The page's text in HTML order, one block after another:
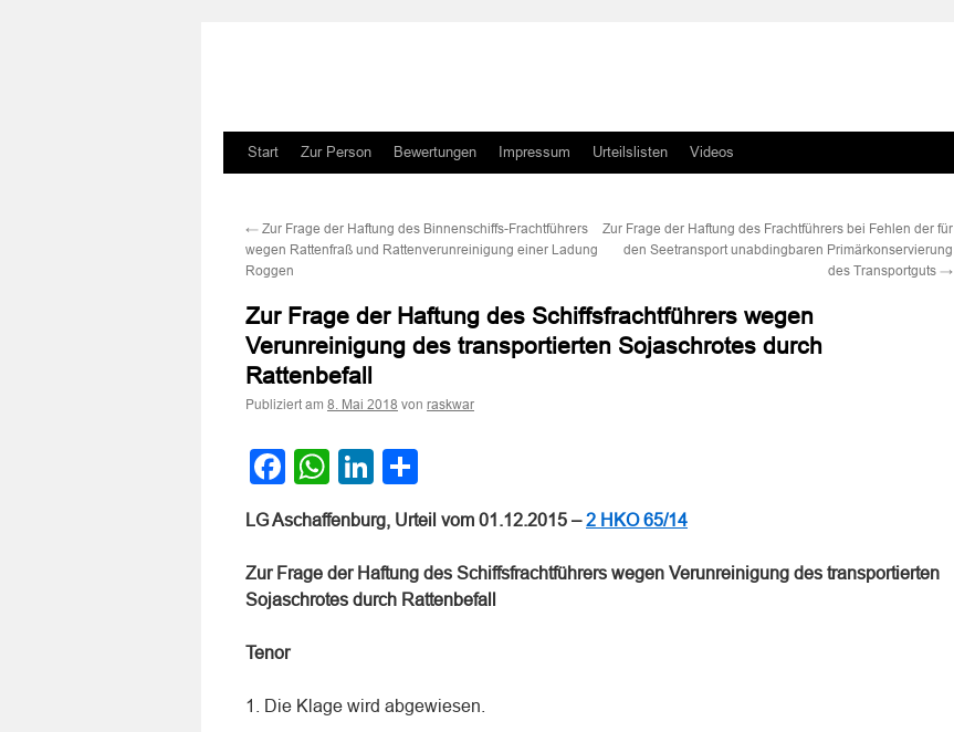
Zum
springen
Start Zur Person Bewertungen Impressum Urteilslisten Videos
← Zur Frage der Haftung des Binnenschiffs-Frachtführers
wegen Rattenfraß und Rattenverunreinigung einer Ladung
Roggen
Zur Frage der Haftung des Frachtführers bei Fehlen der für
den Seetransport unabdingbaren Primärkonservierung
des Transportguts →
Zur Frage der Haftung des Schiffsfrachtführers wegen
Verunreinigung des transportierten Sojaschrotes durch
Rattenbefall
Publiziert am 8. Mai 2018 von raskwar
Facebook
WhatsApp
LinkedIn
LG Aschaffenburg, Urteil vom 01.12.2015 –2 HKO 65/14
Zur Frage der Haftung des Schiffsfrachtführers wegen Verunreinigung des transportierten
Sojaschrotes durch Rattenbefall
Tenor
1. Die Klage wird abgewiesen.